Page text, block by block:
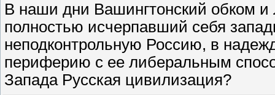
В наши дни Вашингтонский обком
полностью исчерпавший себя
неподконтрольную Россию, в
периферию с ее либеральным
Запада Русская цивилизация?